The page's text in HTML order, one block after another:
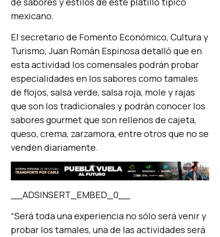
mexicano.
El secretario de Fomento Económico, Cultura y
Turismo, Juan Román Espinosa detalló que en
esta actividad los comensales podrán probar
especialidades en los sabores como tamales
de flojos, salsa verde, salsa roja, mole y rajas
que son los tradicionales y podrán conocer los
sabores gourmet que son rellenos de cajeta,
queso, crema, zarzamora, entre otros que no se
venden diariamente.
__ADSINSERT_EMBED_0__
“Será toda una experiencia no sólo será venir y
probar los tamales, una de las actividades será